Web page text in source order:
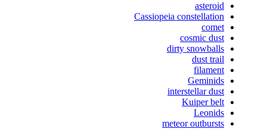
asteroid
Cassiopeia constellation
comet
cosmic dust
dirty snowballs
dust trail
filament
Geminids
interstellar dust
Kuiper belt
Leonids
meteor outbursts